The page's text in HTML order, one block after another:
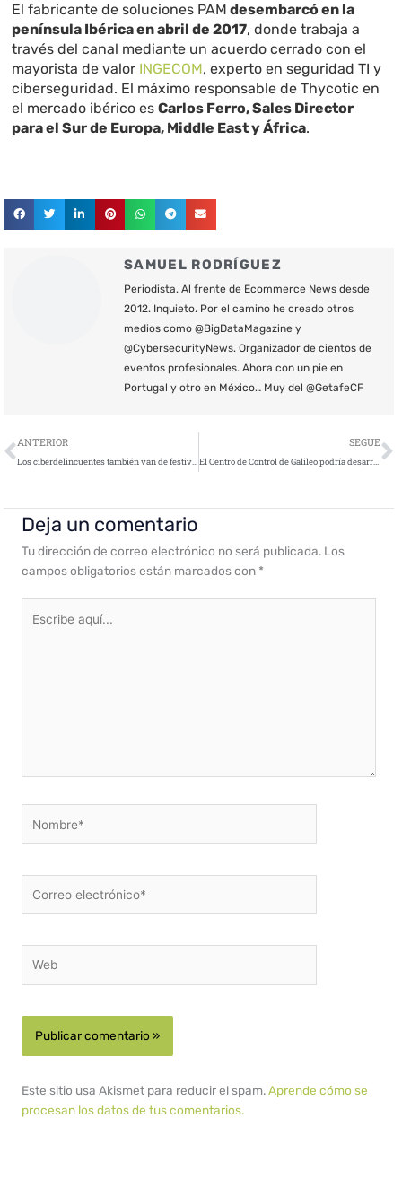
El fabricante de soluciones PAM desembarcó en la
península Ibérica en abril de 2017, donde trabaja a
través del canal mediante un acuerdo cerrado con el
mayorista de valor INGECOM, experto en seguridad TI y
ciberseguridad. El máximo responsable de Thycotic en
el mercado ibérico esCarlos Ferro, Sales Director
para el Sur de Europa, Middle East y África.
SAMUEL RODRÍGUEZ
Periodista. Al frente de Ecommerce News desde
2012. Inquieto. Por el camino he creado otros
medios como @BigDataMagazine y
@CybersecurityNews. Organizador de cientos de
eventos profesionales. Ahora con un pie en
Portugal y otro en México… Muy del @GetafeCF
Ant
ANTERIOR
Los ciberdelincuentes también van de festivales, descubre cómo comprar tus entradas de forma segura
SEGUE
El Centro de Control de Galileo podría desarrollarse desde la futura sede de GMV
Deja un comentario
Tu dirección de correo electrónico no será publicada. Los
campos obligatorios están marcados con *
aquí...
electrónico*
Este sitio usa Akismet para reducir el spam.Aprende cómo se
procesan los datos de tus comentarios.